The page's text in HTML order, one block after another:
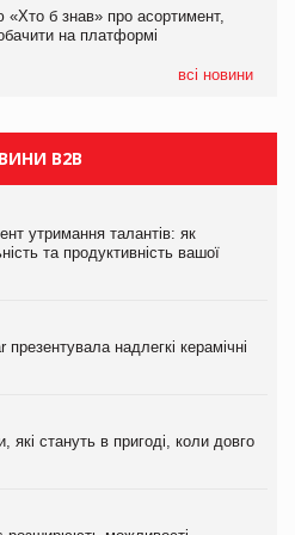
«Хто б знав» про асортимент,
на платформі
всі новини
«Хто б знав» про асортимент,
на платформі
B2B
утримання талантів: як
та продуктивність вашої
надлегкі керамічні
які стануть в пригоді, коли довго